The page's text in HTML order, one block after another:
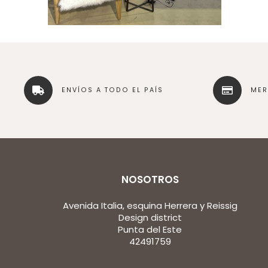
ENVÍOS A TODO EL PAÍS
NOSOTROS
Avenida Italia, esquina Herrera y Reissig
Design district
Punta del Este
42491759